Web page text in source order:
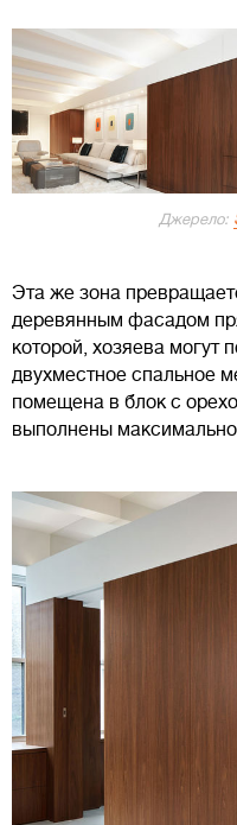
Джерело:
Эта же зона
деревянным фасадом
которой, хозяева могут
двухместное спальное
помещена в блок с
выполнены